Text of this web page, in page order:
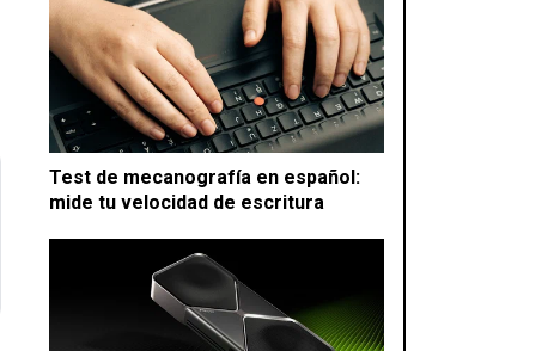
Test de mecanografía en español:
mide tu velocidad de escritura